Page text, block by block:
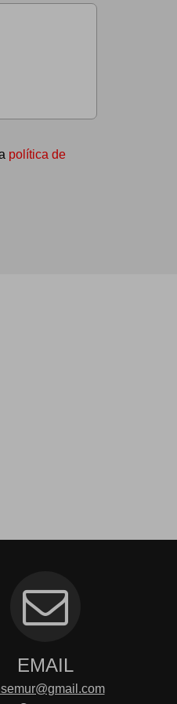
política de
EMAIL